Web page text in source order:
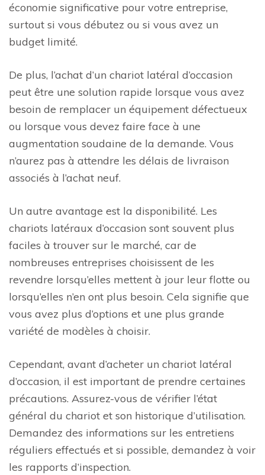
économie significative pour votre entreprise,
surtout si vous débutez ou si vous avez un
budget limité.
De plus, l’achat d’un chariot latéral d’occasion
peut être une solution rapide lorsque vous avez
besoin de remplacer un équipement défectueux
ou lorsque vous devez faire face à une
augmentation soudaine de la demande. Vous
n’aurez pas à attendre les délais de livraison
associés à l’achat neuf.
Un autre avantage est la disponibilité. Les
chariots latéraux d’occasion sont souvent plus
faciles à trouver sur le marché, car de
nombreuses entreprises choisissent de les
revendre lorsqu’elles mettent à jour leur flotte ou
lorsqu’elles n’en ont plus besoin. Cela signifie que
vous avez plus d’options et une plus grande
variété de modèles à choisir.
Cependant, avant d’acheter un chariot latéral
d’occasion, il est important de prendre certaines
précautions. Assurez-vous de vérifier l’état
général du chariot et son historique d’utilisation.
Demandez des informations sur les entretiens
réguliers effectués et si possible, demandez à voir
les rapports d’inspection.